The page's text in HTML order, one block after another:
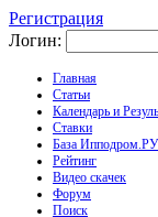
Регистрация
Логин:
Главная
Статьи
Календарь и
Ставки
База Ипподром.РУ
Рейтинг
Видео скачек
Форум
Поиск